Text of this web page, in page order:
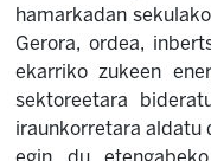
hamarkadan
Gerora, ordea,
ekarriko zukeen
sektoreetara
iraunkorretara aldatu